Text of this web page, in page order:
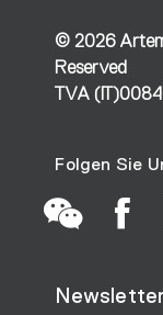
© 2026
Reserved
TVA
Folgen Sie